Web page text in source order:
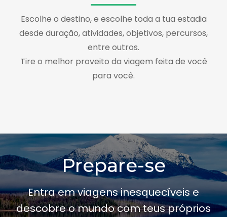
Escolhe o destino, e escolhe toda a tua estadia
desde duração, atividades, objetivos, percursos,
entre outros.
Tire o melhor proveito da viagem feita de você
para você.
Prepare-se
Entra em viagens inesquecíveis e
descobre o mundo com teus próprios